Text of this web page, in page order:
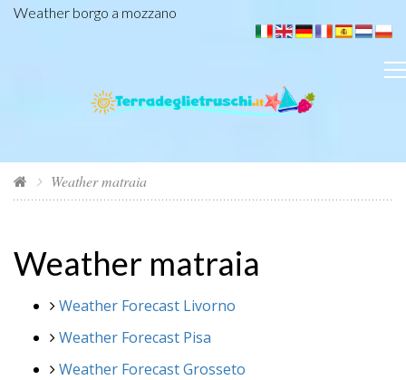
Weather borgo a mozzano
Weather matraia
Weather matraia
Weather Forecast Livorno
Weather Forecast Pisa
Weather Forecast Grosseto